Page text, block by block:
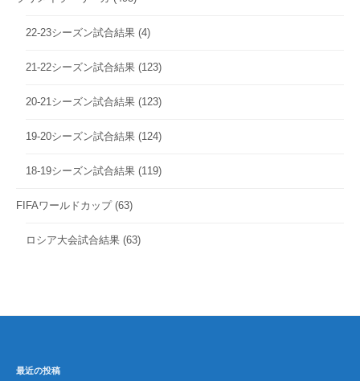
22-23シーズン試合結果 (4)
21-22シーズン試合結果 (123)
20-21シーズン試合結果 (123)
19-20シーズン試合結果 (124)
18-19シーズン試合結果 (119)
FIFAワールドカップ(63)
ロシア大会試合結果 (63)
最近の投稿